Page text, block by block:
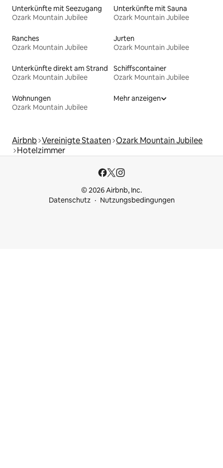
Unterkünfte mit Seezugang
Ozark Mountain Jubilee
Unterkünfte mit Sauna
Ozark Mountain Jubilee
Ranches
Ozark Mountain Jubilee
Jurten
Ozark Mountain Jubilee
Unterkünfte direkt am Strand
Ozark Mountain Jubilee
Schiffscontainer
Ozark Mountain Jubilee
Wohnungen
Ozark Mountain Jubilee
Mehr anzeigen
Airbnb Vereinigte Staaten Ozark Mountain Jubilee
Hotelzimmer
© 2026 Airbnb, Inc.
Datenschutz
Nutzungsbedingungen